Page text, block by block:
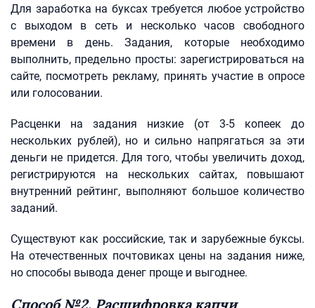
Для заработка на буксах требуется любое устройство
с выходом в сеть и несколько часов свободного
времени в день. Задания, которые необходимо
выполнить, предельно просты: зарегистрироваться на
сайте, посмотреть рекламу, принять участие в опросе
или голосовании.
Расценки на задания низкие (от 3-5 копеек до
нескольких рублей), но и сильно напрягаться за эти
деньги не придется. Для того, чтобы увеличить доход,
регистрируются на нескольких сайтах, повышают
внутренний рейтинг, выполняют большое количество
заданий.
Существуют как российские, так и зарубежные буксы.
На отечественных почтовиках цены на задания ниже,
но способы вывода денег проще и выгоднее.
Способ №2. Расшифровка капчи